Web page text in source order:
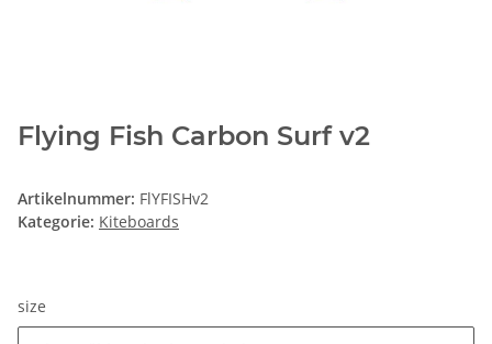
Flying Fish Carbon Surf v2
Artikelnummer: FlYFISHv2
Kategorie: Kiteboards
size